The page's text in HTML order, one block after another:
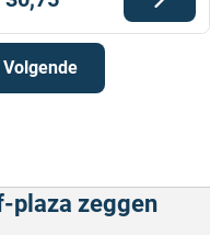
Volgende
plaza zeggen